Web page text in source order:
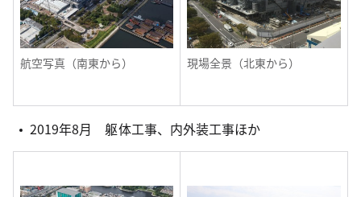
航空写真（南東から） 現場全景（北東から）
2019年8月 躯体工事、内外装工事ほか